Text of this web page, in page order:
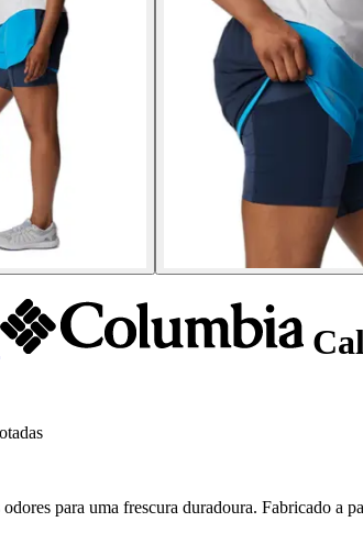
para uma frescura duradoura. Fabricado a